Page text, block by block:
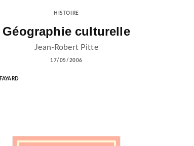
HISTOIRE
Géographie culturelle
Jean-Robert Pitte
17/05/2006
FAYARD